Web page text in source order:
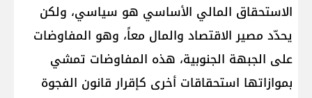
الاستحقاق المالي الأساسي هو سياسي، ولكن
يحدّد مصير الاقتصاد والمال معاً، وهو المفاوضات
على الجبهة الجنوبية، هذه المفاوضات تمشي
بموازاتها استحقاقات أخرى كإقرار ​قانون الفجوة